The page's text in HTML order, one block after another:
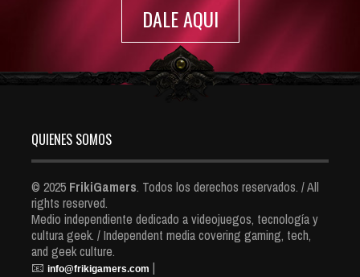
DALE AQUI
QUIENES SOMOS
© 2025 FrikiGamers. Todos los derechos reservados. / All
rights reserved.
Medio independiente dedicado a videojuegos, tecnología y
cultura geek. / Independent media covering gaming, tech,
and geek culture.
📧 info@frikigamers.com |